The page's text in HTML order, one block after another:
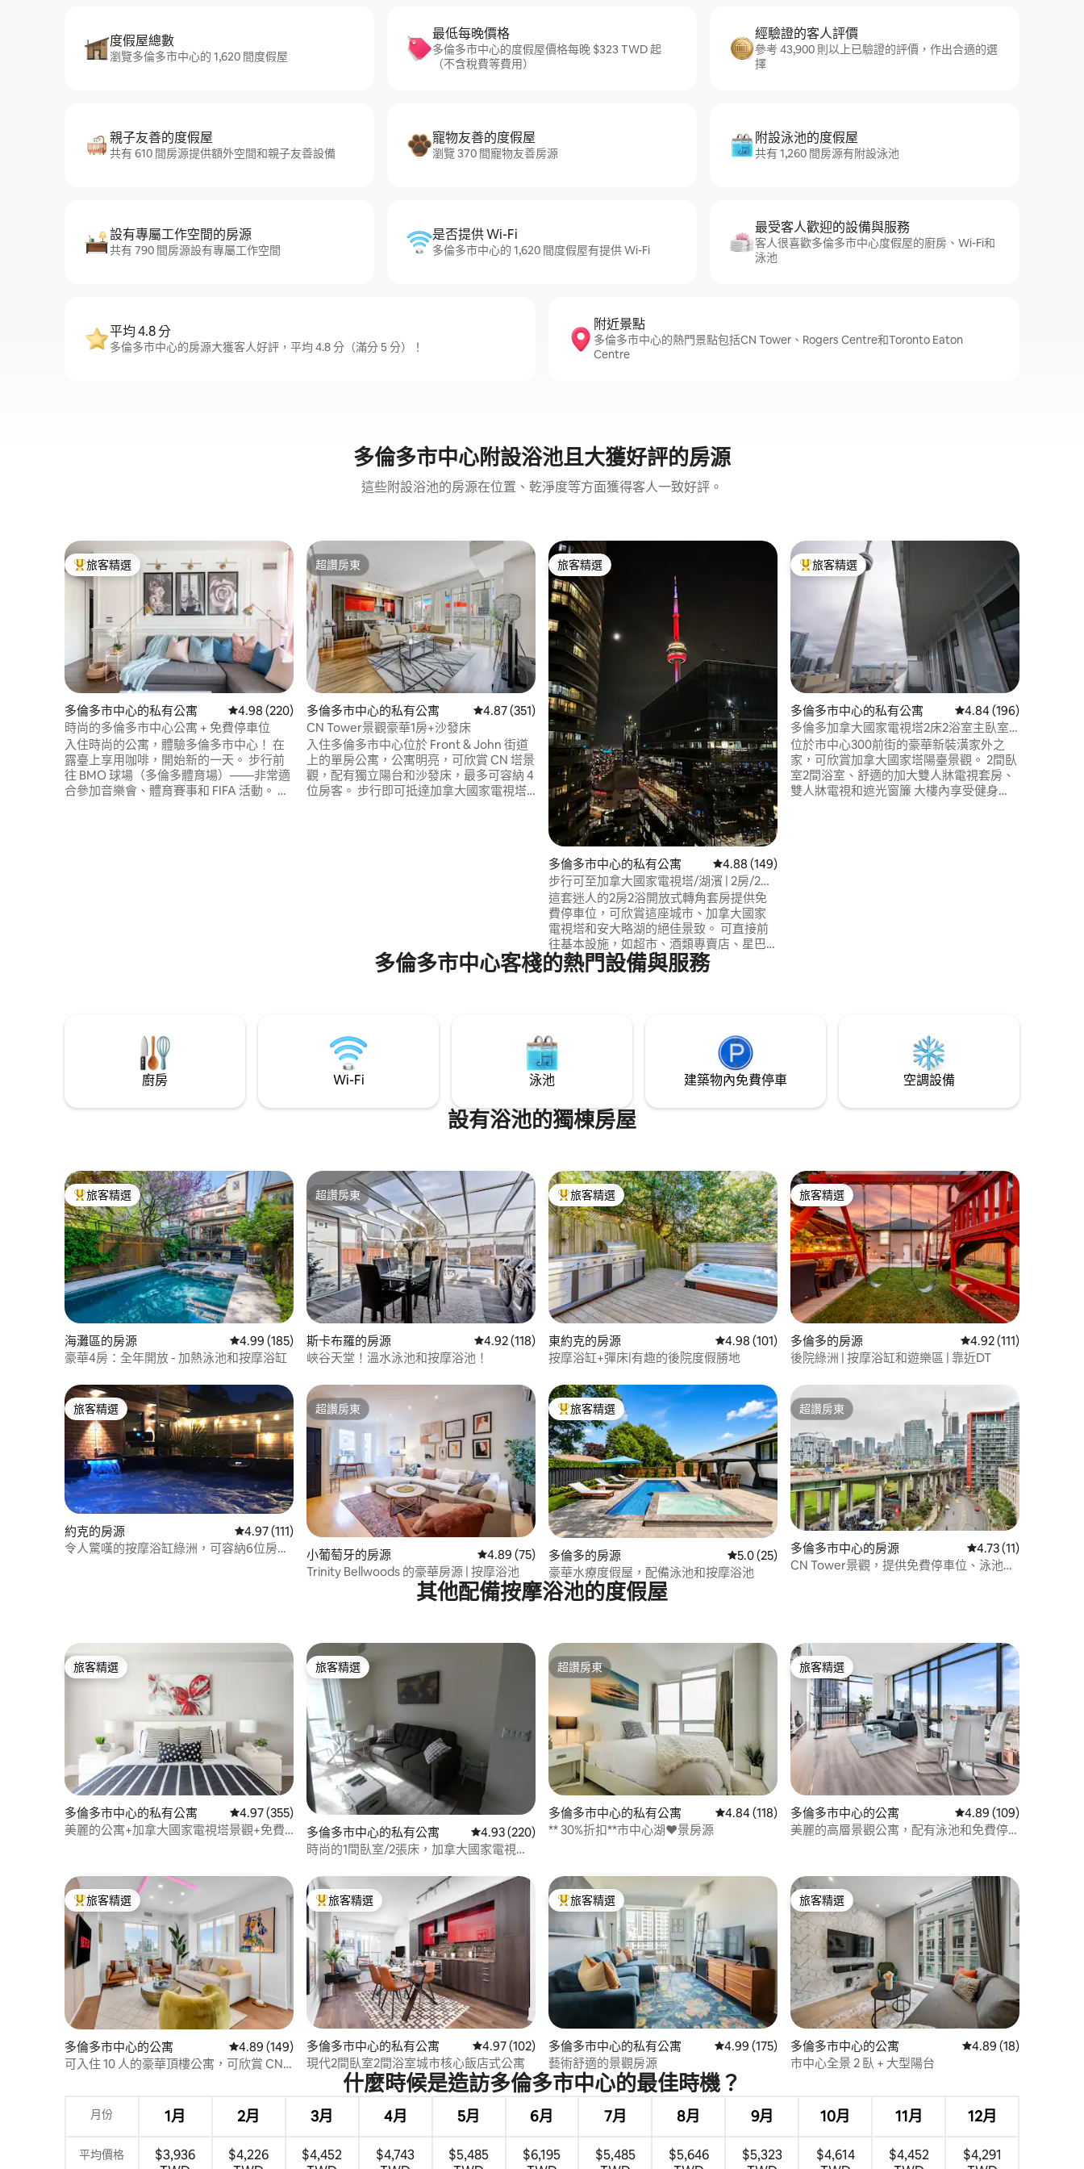
度假屋總數
瀏覽多倫多市中心的 1,620 間度假屋
最低每晚價格
多倫多市中心的度假屋價格每晚 $323 TWD 起
（不含稅費等費用）
經驗證的客人評價
參考 43,900 則以上已驗證的評價，作出合適的選
擇
親子友善的度假屋
共有 610 間房源提供額外空間和親子友善設備
寵物友善的度假屋
瀏覽 370 間寵物友善房源
附設泳池的度假屋
共有 1,260 間房源有附設泳池
設有專屬工作空間的房源
共有 790 間房源設有專屬工作空間
是否提供 Wi-Fi
多倫多市中心的 1,620 間度假屋有提供 Wi-Fi
最受客人歡迎的設備與服務
客人很喜歡多倫多市中心度假屋的廚房、Wi-Fi和
泳池
平均 4.8 分
多倫多市中心的房源大獲客人好評，平均 4.8 分（滿分 5 分）！
附近景點
多倫多市中心的熱門景點包括CN Tower、Rogers Centre和Toronto Eaton
Centre
多倫多市中心附設浴池且大獲好評的房源
這些附設浴池的房源在位置、乾淨度等方面獲得客人一致好評。
旅客精選榜首
旅客精選
多倫多市中心的私有公寓 從 220 則評價中獲得 4.98 的平均評分（滿分 5 分）
4.98 (220)
時尚的多倫多市中心公寓 + 免費停車位
入住時尚的公寓，體驗多倫多市中心！ 在
露臺上享用咖啡，開始新的一天。 步行前
往 BMO 球場（多倫多體育場）——非常適
合參加音樂會、體育賽事和 FIFA 活動。 步
超讚房東
超讚房東
多倫多市中心的私有公寓 從 351 則評價中獲得 4.87 的平均評分（滿分 5 分）
4.87 (351)
CN Tower景觀豪華1房+沙發床
入住多倫多市中心位於 Front & John 街道
上的單房公寓，公寓明亮，可欣賞 CN 塔景
觀，配有獨立陽台和沙發床，最多可容納 4
位房客。 步行即可抵達加拿大國家電視塔
旅客精選
旅客精選
多倫多市中心的私有公寓 從 149 則評價中獲得 4.88 的平均評分（滿分 5 分）
4.88 (149)
步行可至加拿大國家電視塔/湖濱 | 2房/2浴
+ 停車位
這套迷人的2房2浴開放式轉角套房提供免
費停車位，可欣賞這座城市、加拿大國家
電視塔和安大略湖的絕佳景致。 可直接前
往基本設施，如超市、酒類專賣店、星巴
克、喜劇俱樂部、餐廳、酒吧和銀行。 距
離Union Station、Scotiabank Arena僅幾
Express很方便。 非常適合探索多倫多！
旅客精選榜首
旅客精選
多倫多市中心的私有公寓 從 196 則評價中獲得
4.84 (196)
多倫多加拿大國家電視塔2床2浴室主臥室
加大雙人床，有停車位
位於市中心300前街的豪華新裝潢家外之
家，可欣賞加拿大國家塔陽臺景觀。 2間臥
室2間浴室、舒適的加大雙人牀電視套房、
雙人牀電視和遮光窗簾 大樓內享受健身
多倫多市中心客棧的熱門設備與服務
廚房 Wi-Fi 泳池 建築物內免費停車 空調設備
設有浴池的獨棟房屋
旅客精選榜首
旅客精選
海灘區的房源 從 185 則評價中獲得 4.99 的平均評分（滿分 5 分）
4.99 (185)
豪華4房：全年開放 - 加熱泳池和按摩浴缸
超讚房東
超讚房東
斯卡布羅的房源 從 118 則評價中獲得 4.92 的平均評分（滿分 5 分）
4.92 (118)
峽谷天堂！溫水泳池和按摩浴池！
旅客精選榜首
旅客精選
東約克的房源 從 101 則評價中獲得 4.98 的平均評分（滿分 5 分）
4.98 (101)
按摩浴缸+彈床|有趣的後院度假勝地
旅客精選
旅客精選
多倫多的房源 從 111 則評價中獲得
4.92 (111)
後院綠洲 | 按摩浴缸和遊樂區 | 靠近DT
旅客精選
旅客精選
約克的房源 從 111 則評價中獲得 4.97 的平均評分（滿分 5 分）
4.97 (111)
令人驚嘆的按摩浴缸綠洲，可容納6位房
超讚房東
超讚房東
小葡萄牙的房源 從 75 則評價中獲得 4.89 的平均評分（滿分 5 分）
4.89 (75)
Trinity Bellwoods 的豪華房源 | 按摩浴池
旅客精選榜首
旅客精選
多倫多的房源 從 25 則評價中獲得 5.0 的平均評分（滿分 5 分）
5.0 (25)
豪華水療度假屋，配備泳池和按摩浴池
超讚房東
超讚房東
多倫多市中心的房源 從 11 則評價中獲得
4.73 (11)
CN Tower景觀，提供免費停車位、泳池、
其他配備按摩浴池的度假屋
旅客精選
旅客精選
多倫多市中心的私有公寓 從 355 則評價中獲得 4.97 的平均評分（滿分 5 分）
4.97 (355)
美麗的公寓+加拿大國家電視塔景觀+免費
旅客精選
旅客精選
多倫多市中心的私有公寓 從 220 則評價中獲得 4.93 的平均評分（滿分 5 分）
4.93 (220)
時尚的1間臥室/2張床，加拿大國家電視塔
超讚房東
超讚房東
多倫多市中心的私有公寓 從 118 則評價中獲得 4.84 的平均評分（滿分 5 分）
4.84 (118)
** 30%折扣**市中心湖❤️景房源
旅客精選
旅客精選
多倫多市中心的公寓 從 109 則評價中獲得
4.89 (109)
美麗的高層景觀公寓，配有泳池和免費停
旅客精選榜首
旅客精選
多倫多市中心的公寓 從 149 則評價中獲得 4.89 的平均評分（滿分 5 分）
4.89 (149)
可入住 10 人的豪華頂樓公寓，可欣賞 CN
旅客精選榜首
旅客精選
多倫多市中心的私有公寓 從 102 則評價中獲得 4.97 的平均評分（滿分 5 分）
4.97 (102)
現代2間臥室2間浴室城市核心飯店式公寓
旅客精選榜首
旅客精選
多倫多市中心的私有公寓 從 175 則評價中獲得 4.99 的平均評分（滿分 5 分）
4.99 (175)
藝術舒適的景觀房源
旅客精選
旅客精選
多倫多市中心的公寓 從 18 則評價中獲得
4.89 (18)
市中心全景 2 臥 + 大型陽台
什麼時候是造訪多倫多市中心的最佳時機？
月份 1月 2月 3月 4月 5月 6月 7月 8月 9月 10月 11月 12月
平均價格
$3,936
$4,226
$4,452
$4,743
$5,485
$6,195
$5,485
$5,646
$5,323
$4,614
$4,452
$4,291